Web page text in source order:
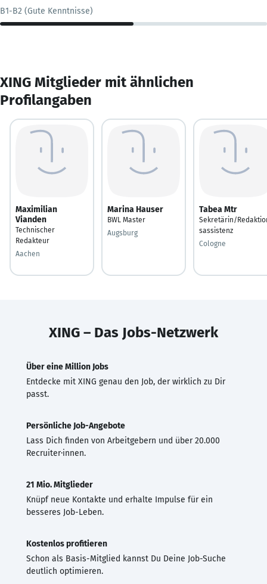
B1-B2 (Gute Kenntnisse)
XING Mitglieder mit ähnlichen
Profilangaben
Maximilian
Vianden
Technischer
Redakteur
Aachen
Marina Hauser
BWL Master
Augsburg
Tabea Mtr
Sekretärin/
sassistenz
Cologne
XING – Das Jobs-Netzwerk
Über eine Million Jobs
Entdecke mit XING genau den Job, der wirklich zu Dir
passt.
Persönliche Job-Angebote
Lass Dich finden von Arbeitgebern und über 20.000
Recruiter·innen.
21 Mio. Mitglieder
Knüpf neue Kontakte und erhalte Impulse für ein
besseres Job-Leben.
Kostenlos profitieren
Schon als Basis-Mitglied kannst Du Deine Job-Suche
deutlich optimieren.